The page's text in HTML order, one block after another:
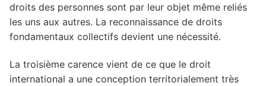
droits des personnes sont par leur objet même reliés
les uns aux autres. La reconnaissance de droits
fondamentaux collectifs devient une nécessité.
La troisième carence vient de ce que le droit
international a une conception territorialement très